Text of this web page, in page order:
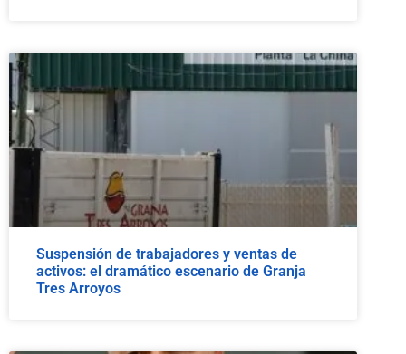
Suspensión de trabajadores y ventas de
activos: el dramático escenario de Granja
Tres Arroyos